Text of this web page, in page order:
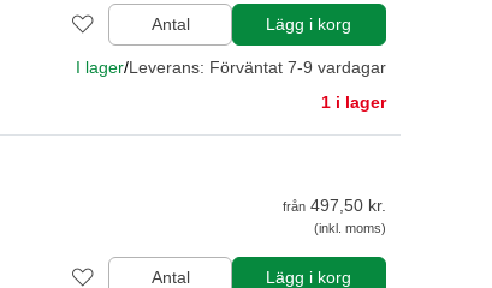
Antal Lägg i korg
I lager/Leverans: Förväntat 7-9 vardagar
1 i lager
från 497,50 kr.
(inkl. moms)
Antal Lägg i korg